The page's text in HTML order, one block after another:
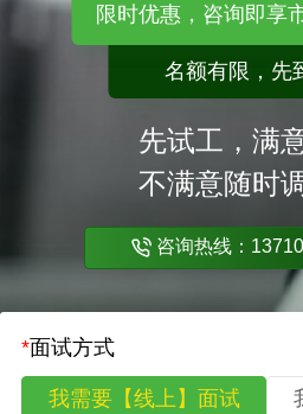
限时优惠，咨询即享
名额有限，先
先试工，满
不满意随时
咨询热线：
*面试方式
我需要【线上】面试